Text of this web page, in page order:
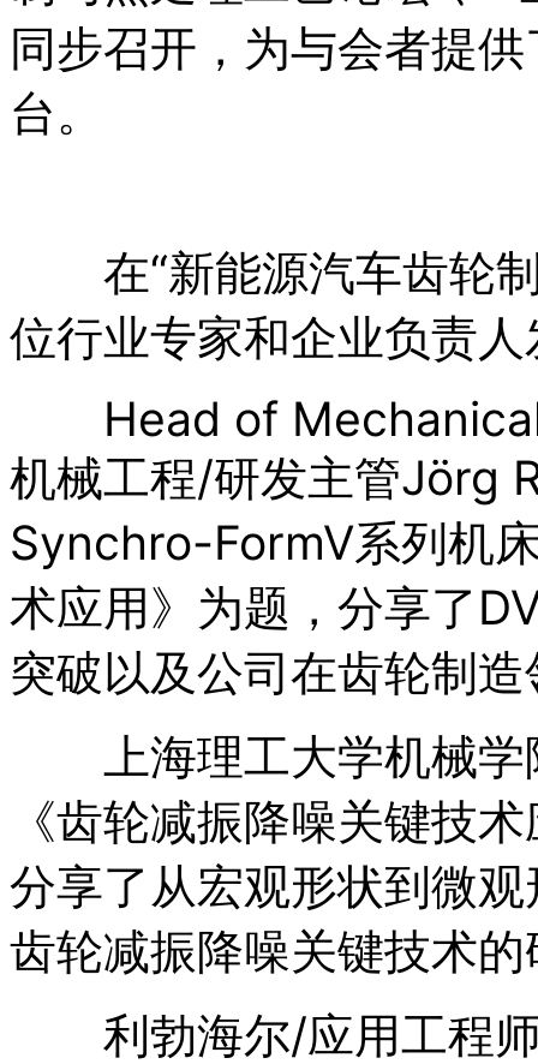
同步召开，为与会者提
台。
在“新能源汽车齿轮制
位行业专家和企业负责
Head of Mechanical
机械工程/研发主管Jörg
Synchro-FormV系列机
术应用》为题，分享了
突破以及公司在齿轮制
上海理工大学机械学
《齿轮减振降噪关键技
分享了从宏观形状到微
齿轮减振降噪关键技术
利勃海尔/应用工程师